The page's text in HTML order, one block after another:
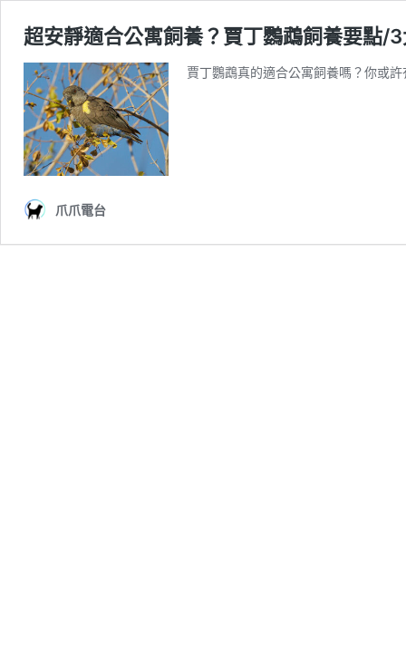
超安靜適合公寓飼養？賈丁鸚鵡飼養要點/
賈丁鸚鵡真的適合公寓飼養嗎？你或
爪爪電台